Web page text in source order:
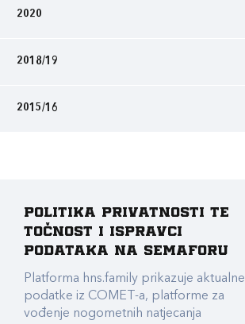
2020
2018/19
2015/16
Politika privatnosti te
točnost i ispravci
podataka na Semaforu
Platforma hns.family prikazuje aktualne
podatke iz COMET-a, platforme za
vođenje nogometnih natjecanja